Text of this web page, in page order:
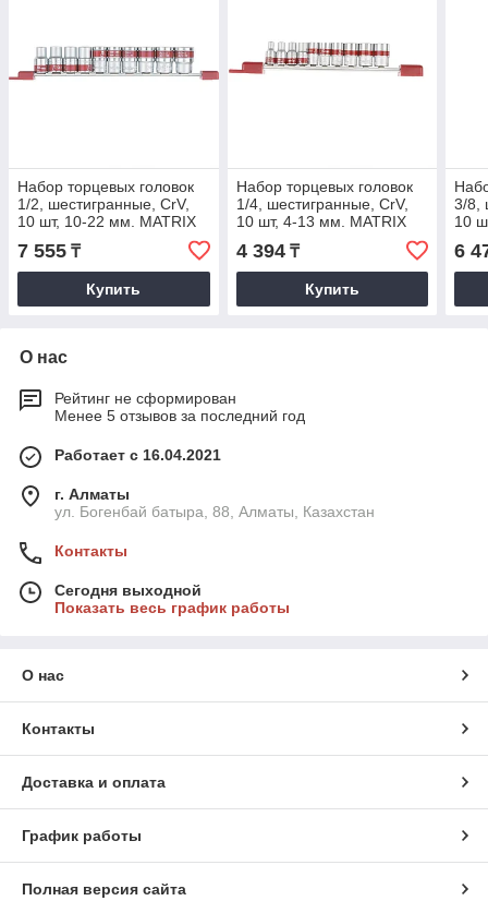
Набор торцевых головок
1/2, шестигранные, CrV,
10 шт, 10-22 мм. MATRIX
7 555 ₸
Купить
Набор торцевых головок
1/4, шестигранные, CrV,
10 шт, 4-13 мм. MATRIX
4 394₸
Купить
3/8,
10
6
О нас
Рейтинг не сформирован
Менее 5 отзывов за последний год
Работает с 16.04.2021
г. Алматы
ул. Богенбай батыра, 88, Алматы, Казахстан
Контакты
Сегодня выходной
Показать весь график работы
О нас
Контакты
Доставка и оплата
График работы
Полная версия сайта